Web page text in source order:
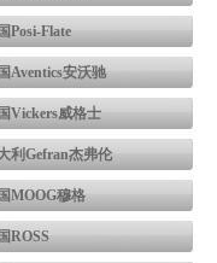
Posi-Flate
Aventics安沃驰
Vickers威格士
利Gefran杰弗伦
MOOG穆格
ROSS